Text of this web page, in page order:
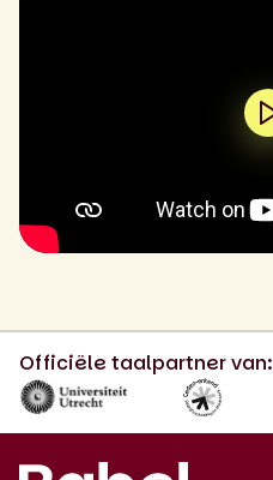
0:00 / 2:19
Officiële taalpartner van: